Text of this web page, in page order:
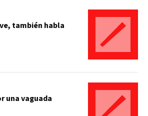
también habla
una vaguada